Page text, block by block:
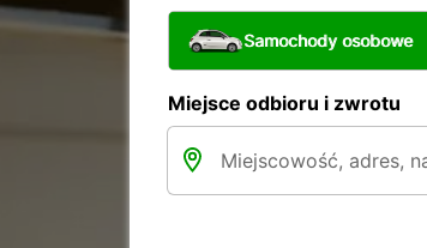
Samochody osobowe
Miejsce odbioru i zwrotu